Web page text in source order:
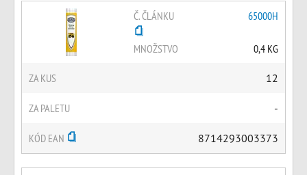
Č. ČLÁNKU 65000H
MNOŽSTVO 0,4 KG
ZA KUS 12
ZA PALETU -
KÓD EAN 8714293003373